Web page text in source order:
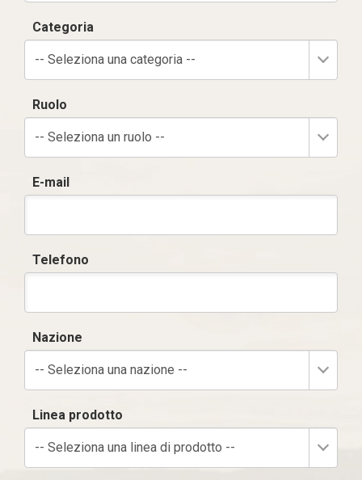
Categoria
-- Seleziona una categoria --
Ruolo
-- Seleziona un ruolo --
E-mail
Telefono
Nazione
-- Seleziona una nazione --
Linea prodotto
-- Seleziona una linea di prodotto --